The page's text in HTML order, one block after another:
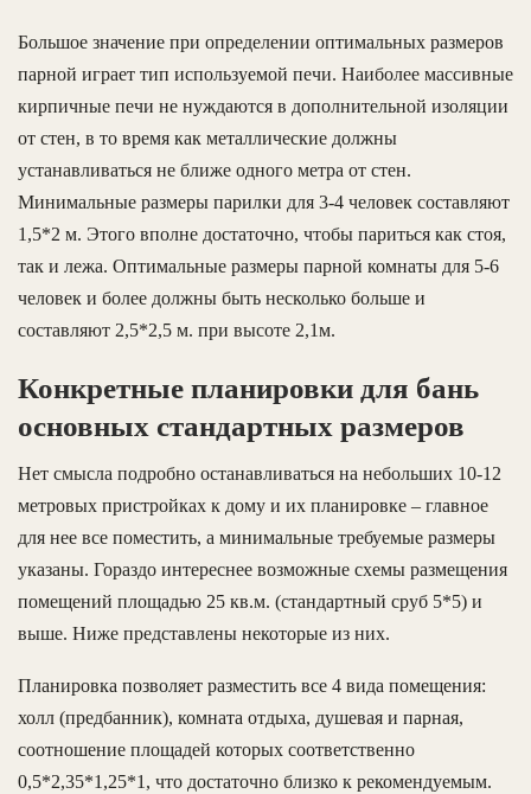
Большое значение при определении оптимальных размеров
парной играет тип используемой печи. Наиболее массивные
кирпичные печи не нуждаются в дополнительной изоляции
от стен, в то время как металлические должны
устанавливаться не ближе одного метра от стен.
Минимальные размеры парилки для 3-4 человек составляют
1,5*2 м. Этого вполне достаточно, чтобы париться как стоя,
так и лежа. Оптимальные размеры парной комнаты для 5-6
человек и более должны быть несколько больше и
составляют 2,5*2,5 м. при высоте 2,1м.
Конкретные планировки для бань
основных стандартных размеров
Нет смысла подробно останавливаться на небольших 10-12
метровых пристройках к дому и их планировке – главное
для нее все поместить, а минимальные требуемые размеры
указаны. Гораздо интереснее возможные схемы размещения
помещений площадью 25 кв.м. (стандартный сруб 5*5) и
выше. Ниже представлены некоторые из них.
Планировка позволяет разместить все 4 вида помещения:
холл (предбанник), комната отдыха, душевая и парная,
соотношение площадей которых соответственно
0,5*2,35*1,25*1, что достаточно близко к рекомендуемым.